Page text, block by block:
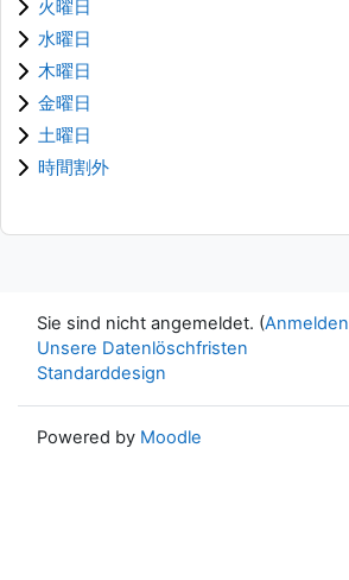
火曜日
水曜日
木曜日
金曜日
土曜日
時間割外
Sie sind nicht angemeldet. (Anmelden
Unsere Datenlöschfristen
Standarddesign
Powered by Moodle